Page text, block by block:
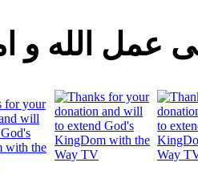
عمل الله و